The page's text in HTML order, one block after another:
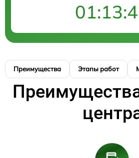
Преимущества Этапы работ